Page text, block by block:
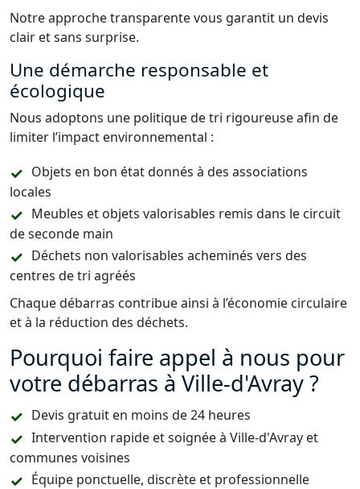
Notre approche transparente vous garantit un devis
clair et sans surprise.
Une démarche responsable et
écologique
Nous adoptons une politique de tri rigoureuse afin de
limiter l’impact environnemental :
Objets en bon état donnés à des associations
locales
Meubles et objets valorisables remis dans le circuit
de seconde main
Déchets non valorisables acheminés vers des
centres de tri agréés
Chaque débarras contribue ainsi à l’économie circulaire
et à la réduction des déchets.
Pourquoi faire appel à nous pour
votre débarras à Ville-d'Avray ?
Devis gratuit en moins de 24 heures
Intervention rapide et soignée à Ville-d'Avray et
communes voisines
Équipe ponctuelle, discrète et professionnelle